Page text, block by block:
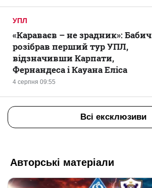
УПЛ
4 серпня 09:55
«Караваєв – не зрадник»: Бабич
розібрав перший тур УПЛ,
відзначивши Карпати,
Фернандеса і Кауана Еліса
Всі ексклюзиви
Авторські матеріали